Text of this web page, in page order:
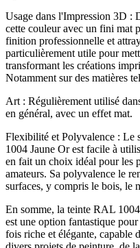
Usage dans l'Impression 3D :
cette couleur avec un fini mat
finition professionnelle et
particulièrement utile pour
transformant les créations
Notamment sur des matières
Art : Régulièrement utilisé
en général, avec un effet mat.
Flexibilité et Polyvalence : Le
1004 Jaune Or est facile à
en fait un choix idéal pour les
amateurs. Sa polyvalence le
surfaces, y compris le bois, le
En somme, la teinte RAL
est une option fantastique
fois riche et élégante, capable